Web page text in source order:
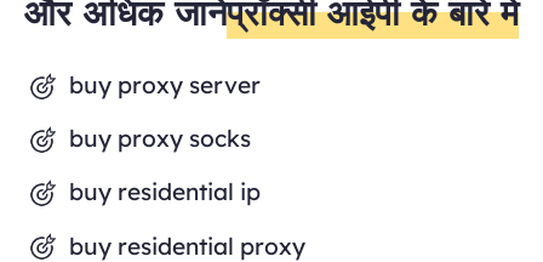
और अधिक जानेंप्रॉक्सी आईपी के बारे में
buy proxy server
buy proxy socks
buy residential ip
buy residential proxy